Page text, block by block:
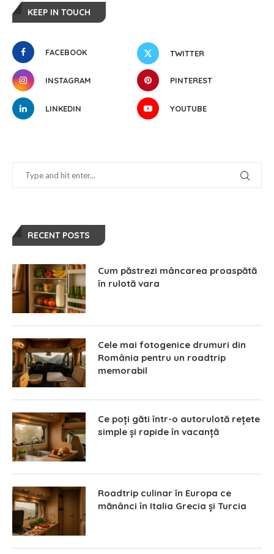
KEEP IN TOUCH
FACEBOOK TWITTER
INSTAGRAM PINTEREST
LINKEDIN YOUTUBE
RECENT POSTS
Cum păstrezi mâncarea proaspătă
în rulotă vara
Cele mai fotogenice drumuri din
România pentru un roadtrip
memorabil
Ce poți găti într-o autorulotă rețete
simple și rapide în vacanță
Roadtrip culinar în Europa ce
mănânci în Italia Grecia și Turcia